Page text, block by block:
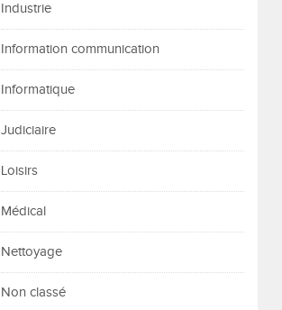
Industrie
Information communication
Informatique
Judiciaire
Loisirs
Médical
Nettoyage
Non classé